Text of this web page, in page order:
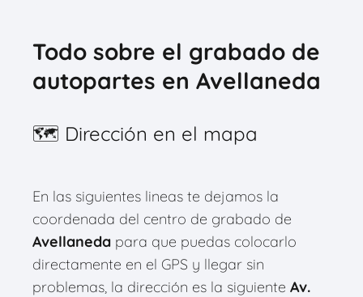
Todo sobre el grabado de
autopartes en Avellaneda
🗺 Dirección en el mapa
En las siguientes lineas te dejamos la
coordenada del centro de grabado de
Avellaneda para que puedas colocarlo
directamente en el GPS y llegar sin
problemas, la dirección es la siguiente Av.